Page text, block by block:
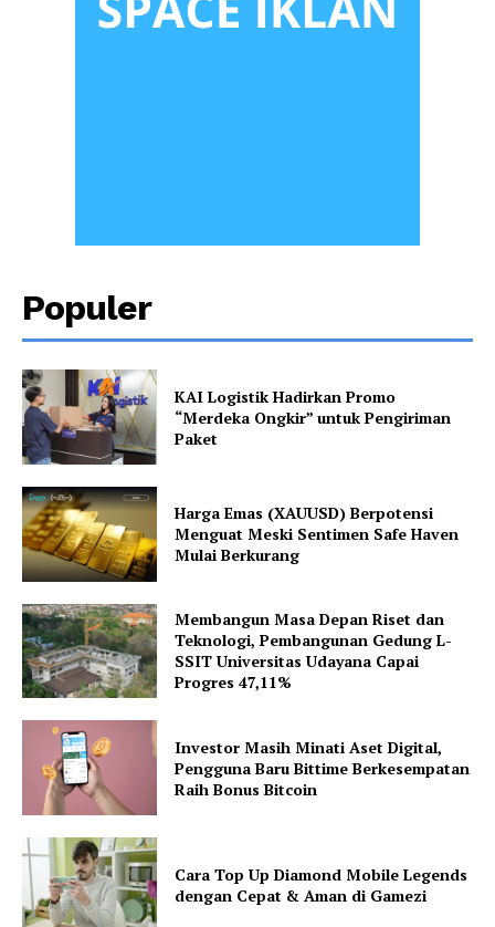
Populer
KAI Logistik Hadirkan Promo
“Merdeka Ongkir” untuk Pengiriman
Paket
Harga Emas (XAUUSD) Berpotensi
Menguat Meski Sentimen Safe Haven
Mulai Berkurang
Membangun Masa Depan Riset dan
Teknologi, Pembangunan Gedung L-
SSIT Universitas Udayana Capai
Progres 47,11%
Investor Masih Minati Aset Digital,
Pengguna Baru Bittime Berkesempatan
Raih Bonus Bitcoin
Cara Top Up Diamond Mobile Legends
dengan Cepat & Aman di Gamezi